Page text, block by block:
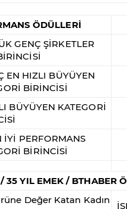
ÖDÜLLERİ
GENÇ ŞİRKETLER
EN HIZLI BÜYÜYEN
BİRİNCİSİ
BÜYÜYEN KATEGORİ
İYİ PERFORMANS
BİRİNCİSİ
35 YIL EMEK / BTHABER
Değer Katan Kadın